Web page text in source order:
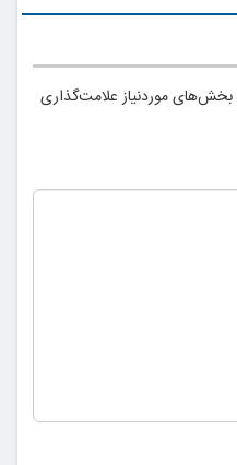
بخش‌های موردنیاز علامت‌گذاری